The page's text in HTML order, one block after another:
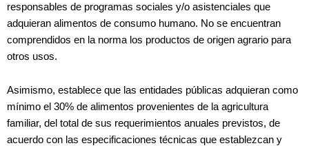
responsables de programas sociales y/o asistenciales que
adquieran alimentos de consumo humano. No se encuentran
comprendidos en la norma los productos de origen agrario para
otros usos.
Asimismo, establece que las entidades públicas adquieran como
mínimo el 30% de alimentos provenientes de la agricultura
familiar, del total de sus requerimientos anuales previstos, de
acuerdo con las especificaciones técnicas que establezcan y